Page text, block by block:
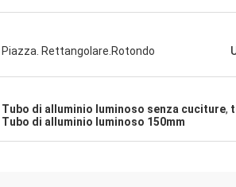
Piazza. Rettangolare.Rotondo
Tubo di alluminio luminoso senza cuciture,
Tubo di alluminio luminoso 150mm